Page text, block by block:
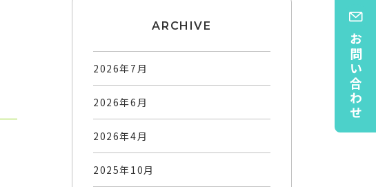
ARCHIVE
2026年7月
2026年6月
2026年4月
2025年10月
お問い合わせ